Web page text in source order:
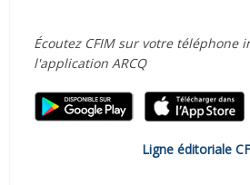
Écoutez CFIM sur votre téléphone
l'application ARCQ
Ligne éditoriale